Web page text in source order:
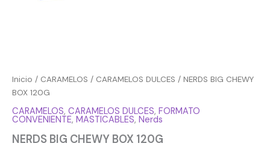
Inicio / CARAMELOS / CARAMELOS DULCES / NERDS BIG CHEWY
BOX 120G
CARAMELOS, CARAMELOS DULCES, FORMATO
CONVENIENTE, MASTICABLES, Nerds
NERDS BIG CHEWY BOX 120G